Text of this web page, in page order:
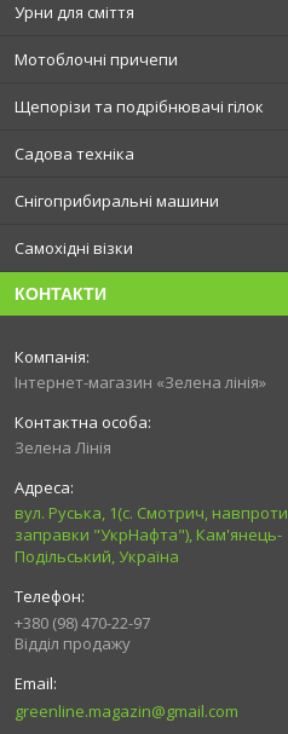
Урни для сміття
Мотоблочні причепи
Щепорізи та подрібнювачі гілок
Садова техніка
Снігоприбиральні машини
Самохідні візки
КОНТАКТИ
Інтернет-магазин «Зелена лінія»
Зелена Лінія
вул. Руська, 1(с. Смотрич, навпроти
заправки "УкрНафта"), Кам'янець-
Подільський, Україна
+380 (98) 470-22-97
Відділ продажу
greenline.magazin@gmail.com